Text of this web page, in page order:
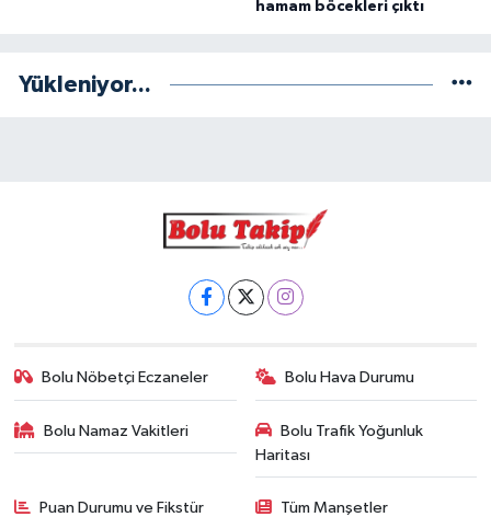
hamam böcekleri çıktı
Yükleniyor...
Bolu Nöbetçi Eczaneler Bolu Hava Durumu
Bolu Namaz Vakitleri
Bolu Trafik Yoğunluk
Haritası
Puan Durumu ve Fikstür Tüm Manşetler